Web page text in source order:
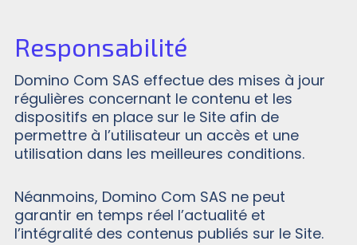
Responsabilité
Domino Com SAS effectue des mises à jour
régulières concernant le contenu et les
dispositifs en place sur le Site afin de
permettre à l’utilisateur un accès et une
utilisation dans les meilleures conditions.
Néanmoins, Domino Com SAS ne peut
garantir en temps réel l’actualité et
l’intégralité des contenus publiés sur le Site.